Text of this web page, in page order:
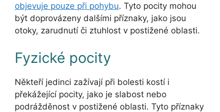
objevuje pouze při pohybu. Tyto pocity mohou
být doprovázeny dalšími příznaky, jako jsou
otoky, zarudnutí či ztuhlost v postižené oblasti.
Fyzické pocity
Někteří jedinci zažívají při bolesti kostí i
překážející pocity, jako je slabost nebo
podrážděnost v postižené oblasti. Tyto příznaky